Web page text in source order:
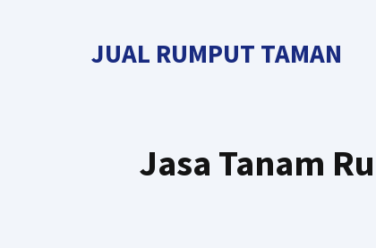
JUAL RUMPUT TAMAN
Jasa Tanam